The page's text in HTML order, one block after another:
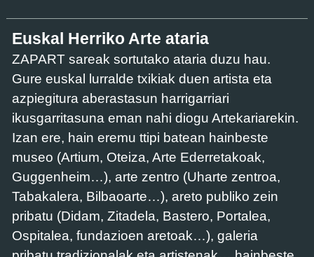
Euskal Herriko Arte ataria
ZAPART sareak sortutako ataria duzu hau.
Gure euskal lurralde txikiak duen artista eta
azpiegitura aberastasun harrigarriari
ikusgarritasuna eman nahi diogu Artekariarekin.
Izan ere, hain eremu ttipi batean hainbeste
museo (Artium, Oteiza, Arte Ederretakoak,
Guggenheim…), arte zentro (Uharte zentroa,
Tabakalera, Bilbaoarte…), areto publiko zein
pribatu (Didam, Zitadela, Bastero, Portalea,
Ospitalea, fundazioen aretoak…), galeria